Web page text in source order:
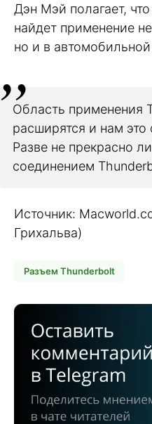
Дэн Мэй полагает,
найдет применение
но и в
Область применения
расширятся и нам это
Разве не прекрасно
соединением
Источник:
Грихальва)
Разъем Thunderbolt